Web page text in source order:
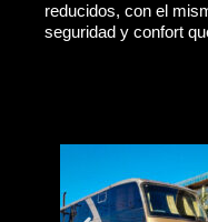
reducidos, con el
seguridad y confort